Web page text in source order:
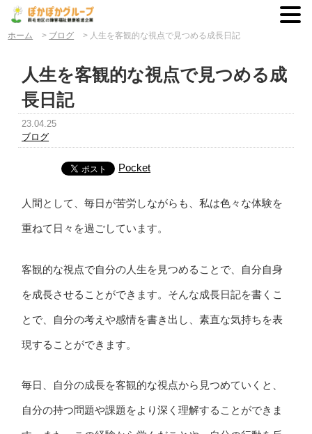
ホーム > ブログ > 人生を客観的な視点で見つめる成長日記
人生を客観的な視点で見つめる成
長日記
23.04.25
ブログ
Pocket
人間として、毎日が苦労しながらも、私は色々な体験を
重ねて日々を過ごしています。
客観的な視点で自分の人生を見つめることで、自分自身
を成長させることができます。そんな成長日記を書くこ
とで、自分の考えや感情を書き出し、素直な気持ちを表
現することができます。
毎日、自分の成長を客観的な視点から見つめていくと、
自分の持つ問題や課題をより深く理解することができま